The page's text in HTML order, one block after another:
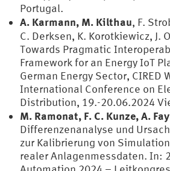
Portugal.
A. Karmann, M. Kilthau, F.
C. Derksen, K. Korotkiewicz, J.
Towards Pragmatic
Framework for an Energy IoT
German Energy Sector, CIRED
International Conference on
Distribution, 19.-20.06.2024
M. Ramonat, F. C. Kunze, A. Fay
Differenzenanalyse und
zur Kalibrierung von
realer Anlagenmessdaten. In: